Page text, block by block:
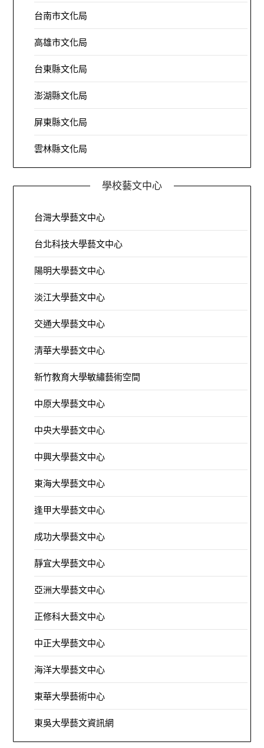
台南市文化局
高雄市文化局
台東縣文化局
澎湖縣文化局
屏東縣文化局
雲林縣文化局
學校藝文中心
台灣大學藝文中心
台北科技大學藝文中心
陽明大學藝文中心
淡江大學藝文中心
交通大學藝文中心
清華大學藝文中心
新竹教育大學敏繡藝術空間
中原大學藝文中心
中央大學藝文中心
中興大學藝文中心
東海大學藝文中心
逢甲大學藝文中心
成功大學藝文中心
靜宜大學藝文中心
亞洲大學藝文中心
正修科大藝文中心
中正大學藝文中心
海洋大學藝文中心
東華大學藝術中心
東吳大學藝文資訊網